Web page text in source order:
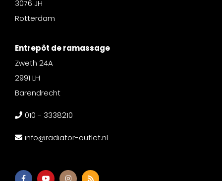
3076 JH
Rotterdam
Entrepôt de ramassage
Zweth 24A
2991 LH
Barendrecht
010 - 3338210
info@radiator-outlet.nl